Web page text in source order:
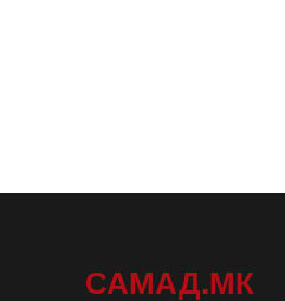
САМАД.МК